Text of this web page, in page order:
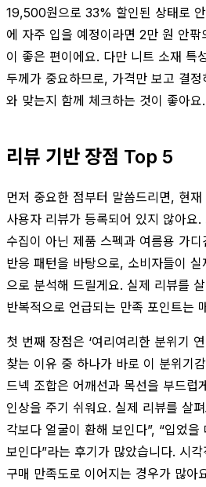
19,500원으로 33% 할인된 상태로
에 자주 입을 예정이라면 2만 원 안팎
이 좋은 편이에요. 다만 니트 소재 특
두께가 중요하므로, 가격만 보고 결
와 맞는지 함께 체크하는 것이 좋아요.
리뷰 기반 장점 Top 5
먼저 중요한 점부터 말씀드리면, 현
사용자 리뷰가 등록되어 있지 않아요
수집이 아닌 제품 스펙과 여름용 가
반응 패턴을 바탕으로, 소비자들이
으로 분석해 드릴게요. 실제 리뷰를
반복적으로 언급되는 만족 포인트는
첫 번째 장점은 ‘여리여리한 분위기
찾는 이유 중 하나가 바로 이 분위기
드넥 조합은 어깨선과 목선을 부드럽
인상을 주기 쉬워요. 실제 리뷰를 살
각보다 얼굴이 환해 보인다”, “입었
보인다”라는 후기가 많았습니다. 시
구매 만족도로 이어지는 경우가 많아